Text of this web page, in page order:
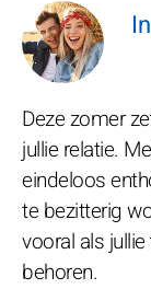
Deze zomer
jullie relatie.
eindeloos
te bezitterig
vooral als
behoren.